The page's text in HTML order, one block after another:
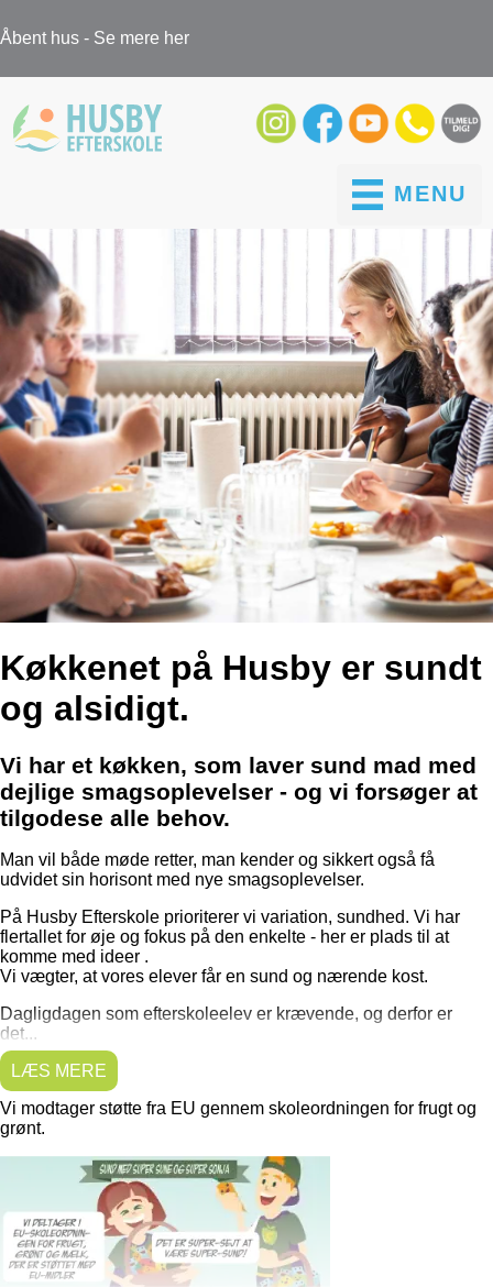
Åbent hus - Se mere her
MENU
Køkkenet på Husby er sundt
og alsidigt.
Vi har et køkken, som laver sund mad med
dejlige smagsoplevelser - og vi forsøger at
tilgodese alle behov.
Man vil både møde retter, man kender og sikkert også få
udvidet sin horisont med nye smagsoplevelser.
På Husby Efterskole prioriterer vi variation, sundhed. Vi har
flertallet for øje og fokus på den enkelte - her er plads til at
komme med ideer .
Vi vægter, at vores elever får en sund og nærende kost.
Dagligdagen som efterskoleelev er krævende, og derfor er
det...
LÆS MERE
Vi modtager støtte fra EU gennem skoleordningen for frugt og
grønt.